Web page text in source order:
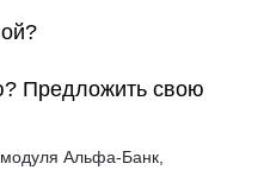
Предложить свою
Альфа-Банк,